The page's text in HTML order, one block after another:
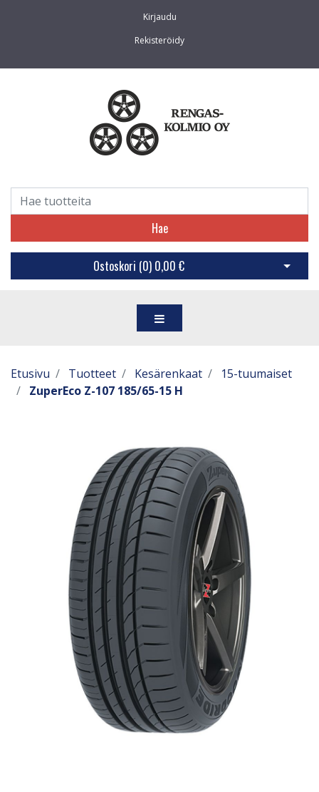
Kirjaudu
Rekisteröidy
Hae
Ostoskori (0) 0,00 € Avaa
Etusivu Tuotteet Kesärenkaat
15-tuumaiset
ZuperEco Z-107 185/65-15 H